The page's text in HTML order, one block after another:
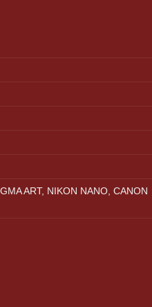
ART, NIKON NANO, CANON